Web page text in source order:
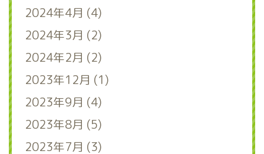
2024年4月 (4)
2024年3月 (2)
2024年2月 (2)
2023年12月 (1)
2023年9月 (4)
2023年8月 (5)
2023年7月 (3)